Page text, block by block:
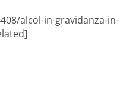
alcol-in-gravidanza-in-